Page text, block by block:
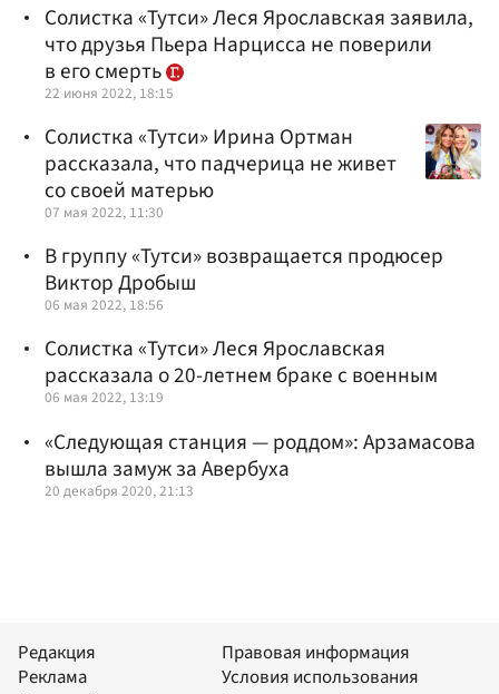
Солистка «Тутси» Леся Ярославская заявила,
что друзья Пьера Нарцисса не поверили
в его смерть
22 июня 2022, 18:15
Солистка «Тутси» Ирина Ортман
рассказала, что падчерица не живет
со своей матерью
07 мая 2022, 11:30
В группу «Тутси» возвращается продюсер
Виктор Дробыш
06 мая 2022, 18:56
Солистка «Тутси» Леся Ярославская
рассказала о 20-летнем браке с военным
06 мая 2022, 13:19
«Следующая станция — роддом»: Арзамасова
вышла замуж за Авербуха
20 декабря 2020, 21:13
Редакция
Реклама
Правовая информация
Условия использования